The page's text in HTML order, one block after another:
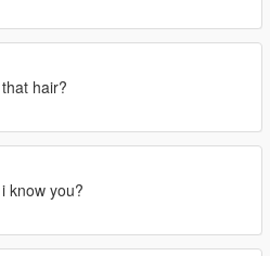
hair?
know you?